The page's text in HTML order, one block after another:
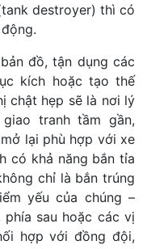
destroyer) thì có
đồ, tận dụng các
kích hoặc tạo thế
chật hẹp sẽ là nơi lý
tranh tầm gần,
lại phù hợp với xe
có khả năng bắn tỉa
chỉ là bắn trúng
yếu của chúng –
sau hoặc các vị
hợp với đồng đội,